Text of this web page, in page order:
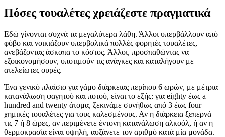
Πόσες τουαλέτες χρειάζεστε πραγματικά
Εδώ γίνονται συχνά τα μεγαλύτερα λάθη. Άλλοι υπερβάλλουν από
φόβο και νοικιάζουν υπερβολικά πολλές φορητές τουαλέτες,
ανεβάζοντας άσκοπα το κόστος. Άλλοι, προσπαθώντας να
εξοικονομήσουν, υποτιμούν τις ανάγκες και καταλήγουν με
ατελείωτες ουρές.
Ένα γενικό πλαίσιο για γάμο διάρκειας περίπου 6 ωρών, με μέτρια
κατανάλωση φαγητού και ποτού, είναι το εξής: για eighty έως a
hundred and twenty άτομα, ξεκινάμε συνήθως από 3 έως four
χημικές τουαλέτες για τους καλεσμένους. Αν η διάρκεια ξεπερνά
τις 7 ή 8 ώρες, αν περιμένετε έντονη κατανάλωση αλκοόλ, ή αν η
θερμοκρασία είναι υψηλή, αυξάνετε τον αριθμό κατά μία μονάδα.